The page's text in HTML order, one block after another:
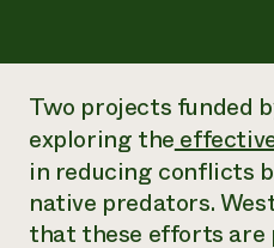
Informe de
impacto 2024
LEER EL INFORME
Latinos en la agricultura
Sistemas alimentarios
Agricultura urbana
Las mujeres en la
Evento anual de reciclaje
Blog
Podcasts
Publicaciones
Cursos cortos
Vídeos
Boletín
Consultas de los medios
Two projects funded
exploring the
in reducing conflicts
native predators.
that these efforts are